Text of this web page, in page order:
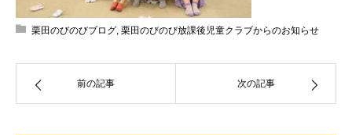
栗田のびのびブログ, 栗田のびのび放課後児童クラブからのお知らせ
前の記事 次の記事